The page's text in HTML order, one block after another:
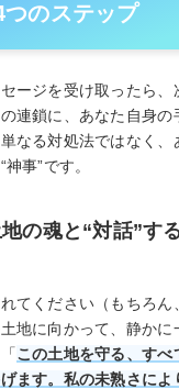
のステップ
ージを受け取ったら、
連鎖に、あなた自身の
なる対処法ではなく、
事”です。
の魂と“対話”す
てください（もちろ
地に向かって、静かに
この土地を守る、すべ
ます。私の未熟さによ